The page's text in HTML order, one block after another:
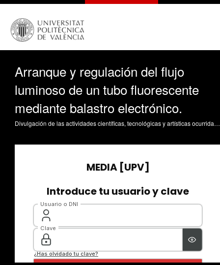
Arranque y regulación del flujo
luminoso de un tubo fluorescente
mediante balastro electrónico.
Divulgación de las actividades científicas, tecnológicas y artísticas ocurridas en los tres campus de la UPV